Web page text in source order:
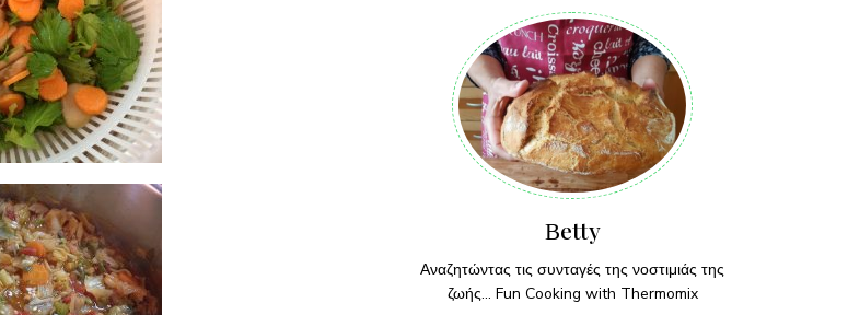
Βetty
Αναζητώντας τις συνταγές της νοστιμιάς της
ζωής... Fun Cooking with Thermomix